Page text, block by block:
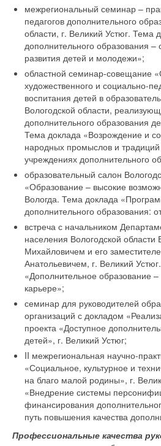
межрегиональный семинар –
педагогов дополнительного
области, г. Великий Устюг. Тема
дополнительного образования –
развития детей и молодежи»;
областной семинар-совещание
художественного и социально-
воспитания детей в
Вологодской области,
дополнительного образования
Тема доклада «Возрождение и
народных промыслов и
учреждениях дополнительного
образовательный салон
«Образование – высокие
Вологда. Тема доклада
дополнительного образования:
встреча с начальником
населения Вологодской
Михайловичем и его
Анатольевичем, г. Великий
«Дополнительное образование –
карьере»;
семинар для руководителей
организаций с докладом
проекта «Доступное
детей», г. Великий Устюг;
II межрегиональная научно-
«Социальное, культурное и
на благо малой родины», г.
«Внедрение системы
финансирования
путь повышения качества
Профессиональные качества